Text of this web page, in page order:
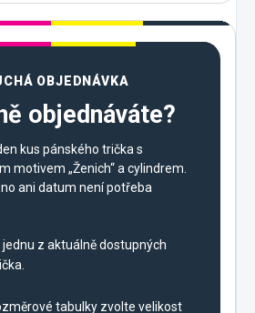
OBJEDNÁVKA
objednáváte?
kus pánského trička s
motivem „Ženich“ a cylindrem.
ani datum není potřeba
z aktuálně dostupných
tabulky zvolte velikost